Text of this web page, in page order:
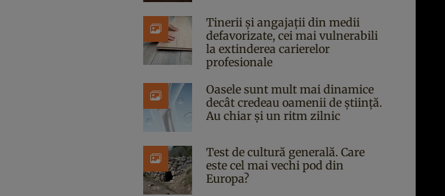
Tinerii și angajații din medii
defavorizate, cei mai vulnerabili
la extinderea carierelor
profesionale
Oasele sunt mult mai dinamice
decât credeau oamenii de știință.
Au chiar și un ritm zilnic
Test de cultură generală. Care
este cel mai vechi pod din
Europa?